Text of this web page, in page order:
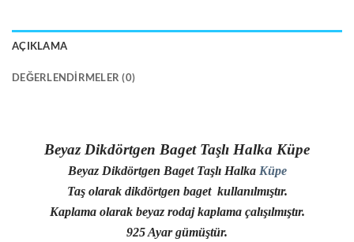
AÇIKLAMA
DEĞERLENDIRMELER (0)
Beyaz Dikdörtgen Baget Taşlı Halka Küpe
Beyaz Dikdörtgen Baget Taşlı Halka Küpe
Taş olarak dikdörtgen baget kullanılmıştır.
Kaplama olarak beyaz rodaj kaplama çalışılmıştır.
925 Ayar gümüştür.